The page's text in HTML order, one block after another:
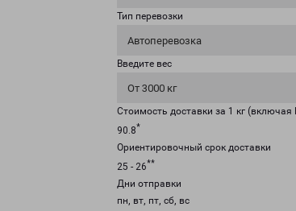
Тип перевозки
Автоперевозка
Введите вес
От 3000 кг
Стоимость доставки за 1 кг
90.8*
Ориентировочный срок доставки
25 - 26**
Дни отправки
пн, вт, пт, сб, вс